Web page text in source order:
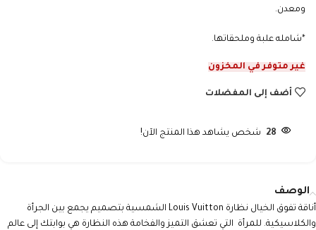
ومعدن.
*شامله علبة وملحقاتها.
غير متوفر في المخزون
أضف إلى المفضلات
28 شخص يشاهد هذا المنتج الآن!
الوصف
أناقة تفوق الخيال نظارة Louis Vuitton الشمسية بتصميم يجمع بين الجرأة
والكلاسيكية. للمرأة التي تعشق التميز والفخامة هذه النظارة هي بوابتك إلى عالم